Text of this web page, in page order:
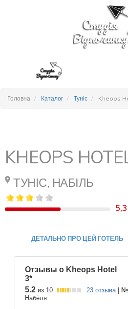
Головна Каталог Туніс Kheops
KHEOPS
ТУНІС, НАБІЛЬ
5,3
ДЕТАЛЬНО ПРО ЦЕЙ ГОТЕЛЬ